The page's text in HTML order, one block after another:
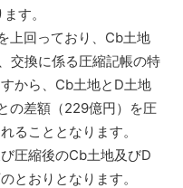
す。
上回っており、Cb土地
交換に係る圧縮記帳の特
から、Cb土地とD土地
の差額（229億円）を圧
ることとなります。
圧縮後のCb土地及びD
とおりとなります。